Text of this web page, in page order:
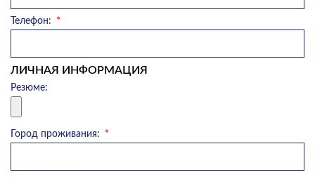
Телефон:
ЛИЧНАЯ ИНФОРМАЦИЯ
Резюме:
Город проживания: